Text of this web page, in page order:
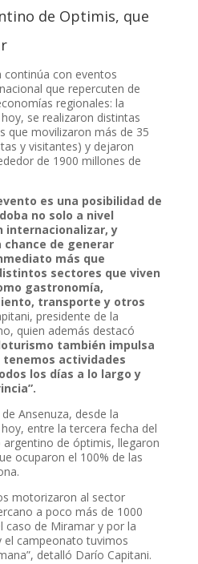
de Optimis, que
continúa con eventos
que repercuten de
regionales: la
se realizaron distintas
que movilizaron más de 35
y visitantes) y dejaron
de 1900 millones de
es una posibilidad de
no solo a nivel
internacionalizar, y
de generar
más que
sectores que viven
gastronomía,
transporte y otros
presidente de la
quien además destacó
también impulsa
actividades
los días a lo largo y
Ansenuza, desde la
entre la tercera fecha del
de óptimis, llegaron
ocuparon el 100% de las
motorizaron al sector
a poco más de 1000
caso de Miramar y por la
el campeonato tuvimos
detalló Darío Capitani.